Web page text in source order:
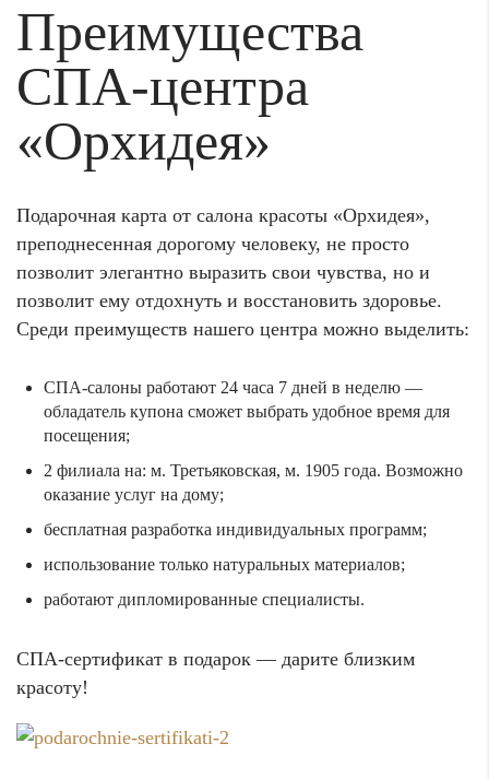
Преимущества
СПА-центра
«Орхидея»
Подарочная карта от салона красоты «Орхидея»,
преподнесенная дорогому человеку, не просто
позволит элегантно выразить свои чувства, но и
позволит ему отдохнуть и восстановить здоровье.
Среди преимуществ нашего центра можно выделить:
СПА-салоны работают 24 часа 7 дней в неделю —
обладатель купона сможет выбрать удобное время для
посещения;
2 филиала на: м. Третьяковская, м. 1905 года. Возможно
оказание услуг на дому;
бесплатная разработка индивидуальных программ;
использование только натуральных материалов;
работают дипломированные специалисты.
СПА-сертификат в подарок — дарите близким
красоту!